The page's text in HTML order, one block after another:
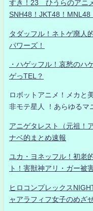
すき！23 ひうらのアニ
SNH48！JKT48！
タダッフル！ネトゲ廃人
パワーズ！
・ハゲッフル！哀愁のハ
ゲっTEL？
ロボットアニメ！メカと
非モテ星人 ！あらゆるマ
アニゲタレスト（元祖！
ナベ的まとめ速報
ユカ・ヨネッフル！初老
ト！害獣神アリ・ガー被
ヒロコンプレックス
ャアラフィフ女子のめざ